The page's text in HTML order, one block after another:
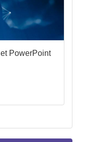
PowerPoint